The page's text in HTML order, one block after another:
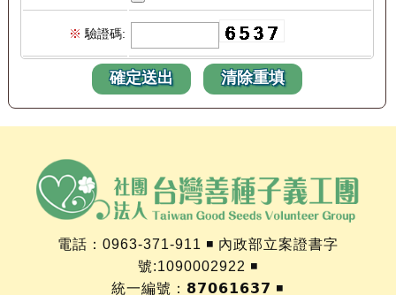
※ 驗證碼:
確定送出 清除重填
電話：0963-371-911 ◾ 內政部立案證書字
號:1090002922 ◾
統一編號：𝟴𝟳𝟬𝟲𝟭𝟲𝟯𝟳 ◾